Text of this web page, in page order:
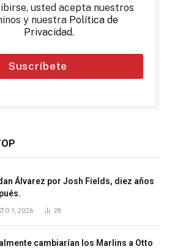
usted acepta nuestros
y nuestra Política de
Privacidad.
Suscríbete
Álvarez por Josh Fields, diez años
1, 2026 28
cambiarían los Marlins a Otto